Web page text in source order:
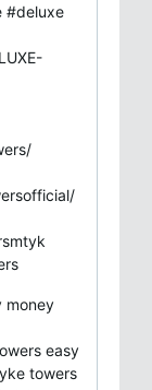
#deluxe
money
easy
towers